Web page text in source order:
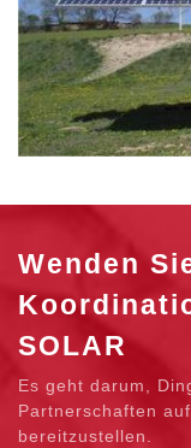
Wenden
SOLAR
Es geht darum,
Partnerschaften
bereitzustellen.